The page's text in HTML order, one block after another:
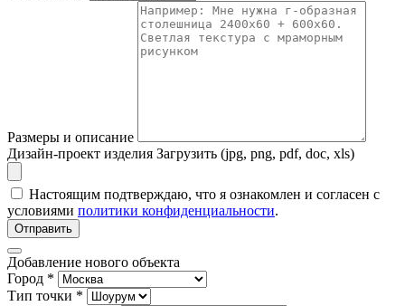
Размеры и описание
Дизайн-проект изделия Загрузить (jpg, png, pdf, doc, xls)
Настоящим подтверждаю, что я ознакомлен и согласен с
условиями политики конфиденциальности.
Отправить
Добавление нового объекта
Город *
Тип точки *